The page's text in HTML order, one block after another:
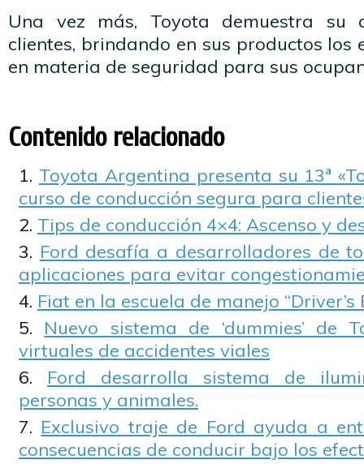
Una vez más, Toyota demuestra su
clientes, brindando en sus productos los
en materia de seguridad para sus
Contenido relacionado
Toyota Argentina presenta su 13ª
curso de conducción segura para
Tips de conducción 4×4: Ascenso y
Ford desafía a desarrolladores de
aplicaciones para evitar
Fiat en la escuela de manejo “Driver’s
Nuevo sistema de ‘dummies’ de
virtuales de accidentes viales
Ford desarrolla sistema de
personas y animales.
Exclusivo traje de Ford ayuda a
consecuencias de conducir bajo los